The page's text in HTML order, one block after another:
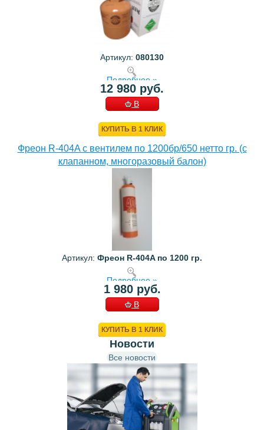
Артикул: 080130
Подробнее »
12 980 руб.
В
КУПИТЬ В 1 КЛИК
Фреон R-404A с вентилем по 1200бр/650 нетто гр. (с
клапанном, многоразовый балон)
Артикул: Фреон R-404A по 1200 гр.
Подробнее »
1 980 руб.
В
КУПИТЬ В 1 КЛИК
Новости
Все новости